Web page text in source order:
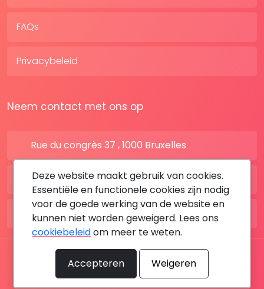
FAQs
Privacybeleid
Neem contact met ons op
Rue du congrès 37 , 1000 Bruxelles
BE: +32 28080227
FR: +33 183642895
Alle rechten voorbehouden © 2026 DoktersAfspraak
By MediaSatCom
Deze website maakt gebruik van cookies.
Essentiële en functionele cookies zijn nodig
voor de goede werking van de website en
kunnen niet worden geweigerd. Lees ons
cookiebeleidom meer te weten.
Accepteren Weigeren